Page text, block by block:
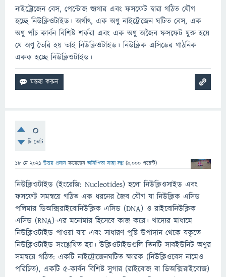
নাইট্রোজেন বেস, পেন্টোজ শ্যুগার এবং ফসফেট দ্বারা গঠিত যৌগ
হচ্ছে নিউক্লিওটাইড। অর্থাৎ, এক অণু নাইট্রোজেন ঘটিত বেস, এক
অণু পাঁচ কার্বন বিশিষ্ট শর্করা এবং এক অণু অজৈব ফসফেট যুক্ত হয়ে
যে অণু তৈরি হয় তাই নিউক্লিওটাইড। নিউক্লিক এসিডের গাঠনিক
একক হচ্ছে নিউক্লিওটাইড।
0
টি ভোট
18 মে 2021 উত্তর প্রদান করেছেনঅনিন্দিতা সাহা লগ্ন (9,000 পয়েন্ট)
নিউক্লিওটাইড (ইংরেজি: Nucleotides) হলো নিউক্লিওসাইড এবং
ফসফেট সমন্বয়ে গঠিত এক ধরনের জৈব যৌগ যা নিউক্লিক এসিড
পলিমার ডিঅক্সিরাইবোনিউক্লিক এসিড (DNA) ও রাইবোনিউক্লিক
এসিড (RNA)-এর মনোমার হিসেবে কাজ করে। খাদ্যের মাধ্যমে
নিউক্লিওটাইড পাওয়া যায় এবং সাধারণ পুষ্টি উপাদান থেকে যকৃতে
নিউক্লিওটাইড সংশ্লেষিত হয়। উক্লিওটাইডগুলি তিনটি সাবইউনিট অণুর
সমন্বয়ে গঠিত: একটি নাইট্রোজেনঘটিত ক্ষারক (নিউক্লিওবেস নামেও
পরিচিত), একটি ৫-কার্বন বিশিষ্ট সুগার (রাইবোজ বা ডিঅক্সিরাইবোজ)